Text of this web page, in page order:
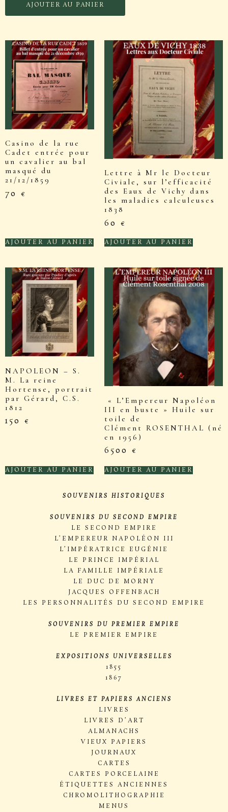
AJOUTER AU PANIER
Casino de la rue
Cadet entrée pour
un cavalier au bal
masqué du
21/12/1859
70 €
AJOUTER AU PANIER
Lettre à Mr le Docteur
Civiale, sur l’efficacité
des Eaux de Vichy dans
les maladies calculeuses
1838
60 €
AJOUTER AU PANIER
NAPOLEON – S.
M. La reine
Hortense, portrait
par Gérard, C.S.
1812
150 €
AJOUTER AU PANIER
« L’Empereur Napoléon
III en buste » Huile sur
toile de
Clément ROSENTHAL (né
en 1956)
6500 €
AJOUTER AU PANIER
SOUVENIRS HISTORIQUES
SOUVENIRS DU SECOND EMPIRE
LE SECOND EMPIRE
L’EMPEREUR NAPOLÉON III
L’IMPÉRATRICE EUGÉNIE
LE PRINCE IMPÉRIAL
LA FAMILLE IMPÉRIALE
LE DUC DE MORNY
JACQUES OFFENBACH
LES PERSONNALITÉS DU SECOND EMPIRE
SOUVENIRS DU PREMIER EMPIRE
LE PREMIER EMPIRE
EXPOSITIONS UNIVERSELLES
1855
1867
LIVRES ET PAPIERS ANCIENS
LIVRES
LIVRES D’ART
ALMANACHS
VIEUX PAPIERS
JOURNAUX
CARTES
CARTES PORCELAINE
ÉTIQUETTES ANCIENNES
CHROMOLITHOGRAPHIE
MENUS